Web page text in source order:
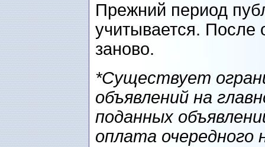
Прежний период
учитывается. После
заново.
*Существует
объявлений на
поданных
оплата очередного